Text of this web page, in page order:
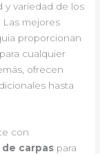
y variedad de los
mejores
proporcionan
cualquier
ofrecen
hasta
con
carpas para